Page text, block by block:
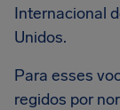
Internacional
Unidos.
Para esses
regidos por